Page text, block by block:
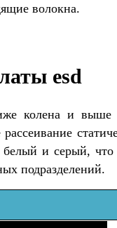
волокна.
esd
колена и
и серый, что
подразделений.